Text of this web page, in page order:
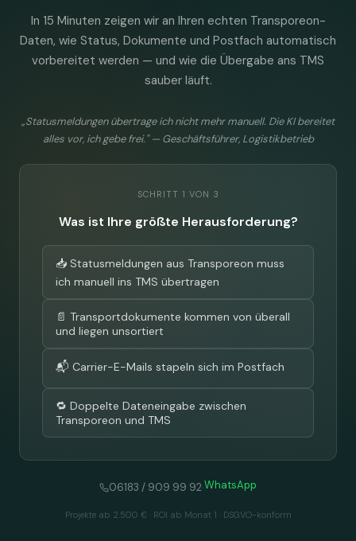
In 15 Minuten zeigen wir an Ihren echten Transporeon-
Daten, wie Status, Dokumente und Postfach automatisch
vorbereitet werden — und wie die Übergabe ans TMS
sauber läuft.
„Statusmeldungen übertrage ich nicht mehr manuell. Die KI bereitet
alles vor, ich gebe frei." — Geschäftsführer, Logistikbetrieb
SCHRITT 1 VON 3
Was ist Ihre größte Herausforderung?
📥 Statusmeldungen aus Transporeon muss
ich manuell ins TMS übertragen
📄 Transportdokumente kommen von überall
und liegen unsortiert
📬 Carrier-E-Mails stapeln sich im Postfach
🔁 Doppelte Dateneingabe zwischen
Transporeon und TMS
06183 / 909 99 92·WhatsApp
Projekte ab 2.500 € · ROI ab Monat 1 · DSGVO-konform